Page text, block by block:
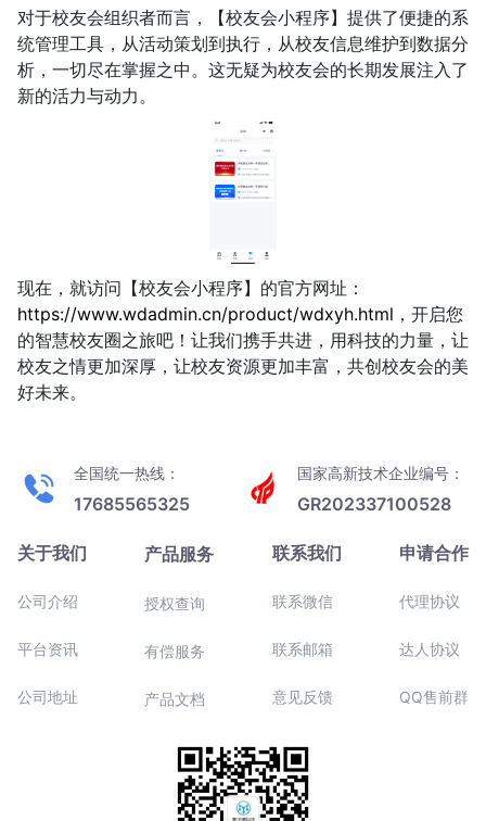
对于校友会组织者而言，【校友会小程序】提供了便捷的系
统管理工具，从活动策划到执行，从校友信息维护到数据分
析，一切尽在掌握之中。这无疑为校友会的长期发展注入了
新的活力与动力。
现在，就访问【校友会小程序】的官方网址：
https://www.wdadmin.cn/product/wdxyh.html ，开启您
的智慧校友圈之旅吧！让我们携手共进，用科技的力量，让
校友之情更加深厚，让校友资源更加丰富，共创校友会的美
好未来。
全国统一热线：
17685565325
国家高新技术企业编号：
GR202337100528
关于我们
公司介绍
平台资讯
公司地址
产品服务
授权查询
有偿服务
产品文档
联系我们
联系微信
联系邮箱
意见反馈
申请合作
代理协议
达人协议
QQ售前群